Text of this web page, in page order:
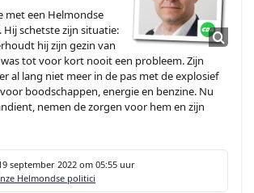
met een Helmondse
schetste zijn situatie:
hij zijn gezin van
tot voor kort nooit een probleem. Zijn
al lang niet meer in de pas met de explosief
boodschappen, energie en benzine. Nu
nemen de zorgen voor hem en zijn
september 2022 om 05:55 uur
Helmondse politici